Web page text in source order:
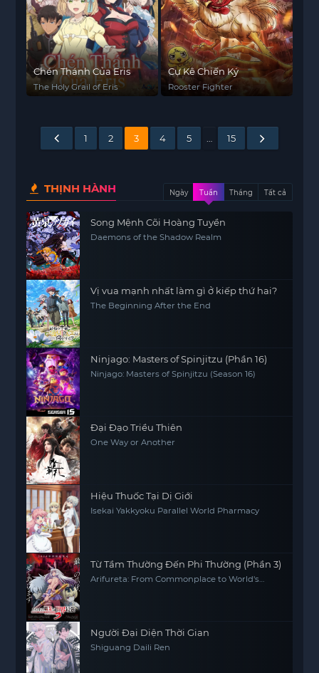
Chén Thánh Của Eris
The Holy Grail of Eris
Cự Kê Chiến Ký
Rooster Fighter
1 2 3 4 5 15
THỊNH HÀNH Ngày Tuần Tháng Tất cả
Song Mệnh Cõi Hoàng Tuyền
Daemons of the Shadow Realm
Vị vua mạnh nhất làm gì ở kiếp thứ hai?
The Beginning After the End
Ninjago: Masters of Spinjitzu (Phần 16)
Ninjago: Masters of Spinjitzu (Season 16)
Đại Đạo Triều Thiên
One Way or Another
Hiệu Thuốc Tại Dị Giới
Isekai Yakkyoku Parallel World Pharmacy
Từ Tầm Thường Đến Phi Thường (Phần 3)
Arifureta: From Commonplace to World's
Người Đại Diện Thời Gian
Shiguang Daili Ren